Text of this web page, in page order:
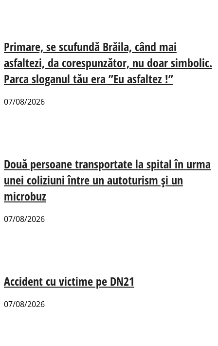
Primare, se scufundă Brăila, când mai
asfaltezi, da corespunzător, nu doar simbolic.
Parca sloganul tău era ”Eu asfaltez !”
07/08/2026
Două persoane transportate la spital în urma
unei coliziuni între un autoturism și un
microbuz
07/08/2026
Accident cu victime pe DN21
07/08/2026